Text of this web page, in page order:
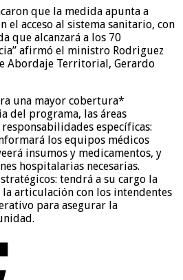
que la medida apunta a
el acceso al sistema sanitario, con
que alcanzará a los 70
afirmó el ministro Rodriguez
Abordaje Territorial, Gerardo
una mayor cobertura*
del programa, las áreas
específicas:
los equipos médicos
insumos y medicamentos, y
hospitalarias necesarias.
tendrá a su cargo la
articulación con los intendentes
para asegurar la